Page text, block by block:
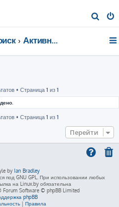
о
Активные темы
• Страница 1 из 1
• Страница 1 из 1
Перейти
by Ian Bradley
под GNU GPL. При использовании любых
на Linux.by обязательна
Forum Software © phpBB Limited
phpBB
| Правила